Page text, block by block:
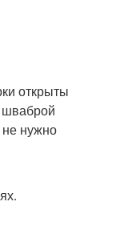
открыты
шваброй
нужно